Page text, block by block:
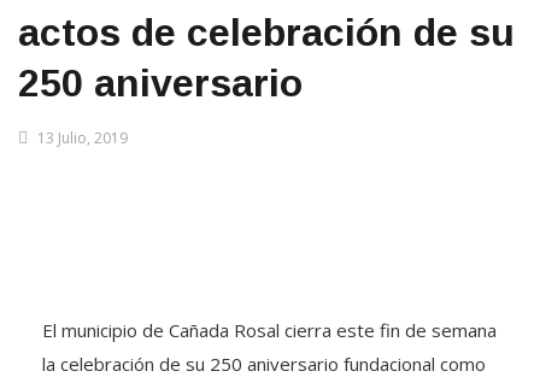
actos de celebración de su
250 aniversario
13 Julio, 2019
El municipio de Cañada Rosal cierra este fin de semana
la celebración de su 250 aniversario fundacional como